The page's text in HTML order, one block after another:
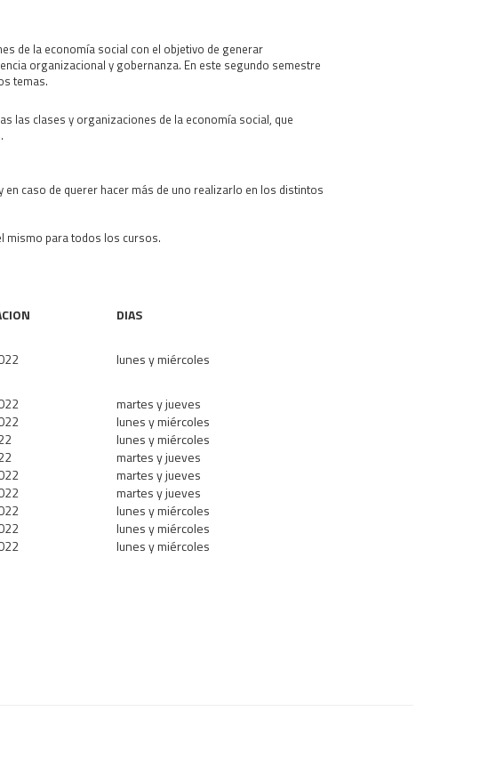
de la economía social con el objetivo de generar
organizacional y gobernanza. En este segundo semestre
temas.
las clases y organizaciones de la economía social, que
caso de querer hacer más de uno realizarlo en los distintos
mismo para todos los cursos.
DIAS
lunes y miércoles
martes y jueves
lunes y miércoles
lunes y miércoles
martes y jueves
martes y jueves
martes y jueves
lunes y miércoles
lunes y miércoles
lunes y miércoles